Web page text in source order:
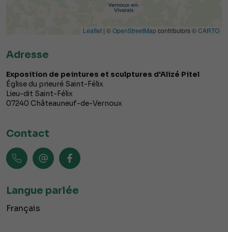
Leaflet | ©OpenStreetMap contributors ©CARTO
Adresse
Exposition de peintures et sculptures d'Alizé Pitel
Église du prieuré Saint-Félix
Lieu-dit Saint-Félix
07240 Châteauneuf-de-Vernoux
Contact
Langue parlée
Français